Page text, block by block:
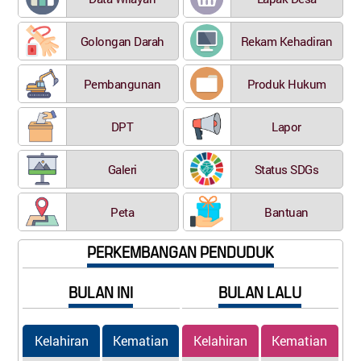
Golongan Darah Rekam Kehadiran
Pembangunan Produk Hukum
DPT Lapor
Galeri Status SDGs
Peta Bantuan
PERKEMBANGAN PENDUDUK
BULAN INI
Kelahiran Kematian
BULAN LALU
Kelahiran Kematian